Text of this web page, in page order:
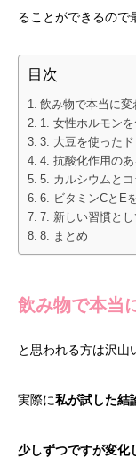
ることができるので
目次
飲み物で本当に変
1. 女性ホルモン
3. 大豆を使った
4. 抗酸化作用の
5. カルシウムと
6. ビタミンCとE
7. 新しい習慣と
8. まとめ
飲み物で本当
と思われる方は沢山
実際に私が試した結
少しずつですが変化